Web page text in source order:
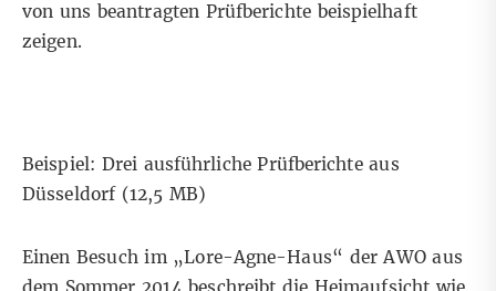
von uns beantragten Prüfberichte beispielhaft
zeigen.
Beispiel: Drei ausführliche Prüfberichte aus
Düsseldorf (12,5 MB)
Einen Besuch im „Lore-Agne-Haus“ der AWO aus